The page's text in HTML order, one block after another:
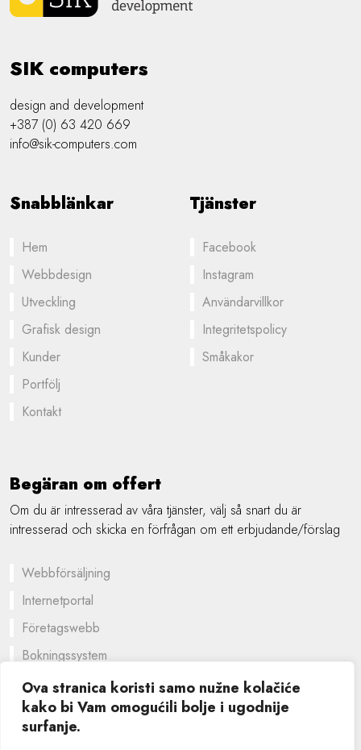
Ova stranica koristi samo nužne kolačiće
kako bi Vam omogućili bolje i ugodnije
surfanje.
SIK computers
design and development
+387 (0) 63 420 669
info@sik-computers.com
Snabblänkar
Hem
Webbdesign
Utveckling
Grafisk design
Kunder
Portfölj
Kontakt
Tjänster
Facebook
Instagram
Användarvillkor
Integritetspolicy
Småkakor
Begäran om offert
Om du är intresserad av våra tjänster, välj så snart du är
intresserad och skicka en förfrågan om ett erbjudande/förslag
Webbförsäljning
Internetportal
Företagswebb
Bokningssystem
En skräddarsydd lösning
Grafisk design